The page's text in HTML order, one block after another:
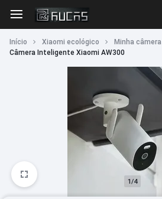
Início Xiaomi ecológico
Minha câmera
Câmera Inteligente Xiaomi AW300
1/4